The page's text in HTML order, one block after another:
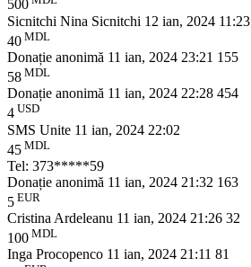
500
Sicnitchi Nina Sicnitchi 12 ian, 2024 11:23
40 MDL
Donație anonimă 11 ian, 2024 23:21 155
58 MDL
Donație anonimă 11 ian, 2024 22:28 454
4 USD
SMS Unite 11 ian, 2024 22:02
45 MDL
Tel: 373*****59
Donație anonimă 11 ian, 2024 21:32 163
5 EUR
Cristina Ardeleanu 11 ian, 2024 21:26 32
100 MDL
Inga Procopenco 11 ian, 2024 21:11 81